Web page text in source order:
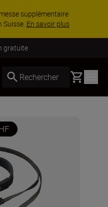
supplémentaire
Suisse. En savoir plus
gratuite
Rechercher Basket